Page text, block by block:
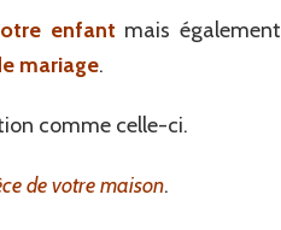
enfant mais également
mariage.
comme celle-ci.
de votre maison.